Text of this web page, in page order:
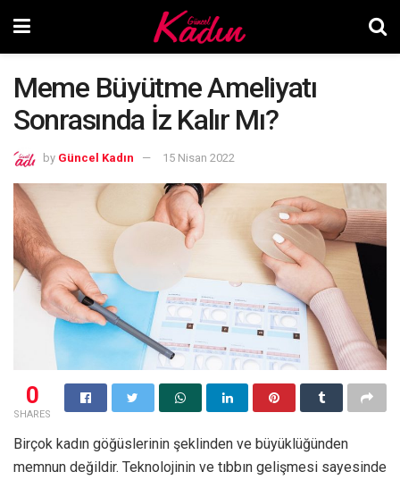
Meme Büyütme Ameliyatı
Sonrasında İz Kalır Mı?
by Güncel Kadın 15 Nisan 2022
0
SHARES
Birçok kadın göğüslerinin şeklinden ve büyüklüğünden
memnun değildir. Teknolojinin ve tıbbın gelişmesi sayesinde